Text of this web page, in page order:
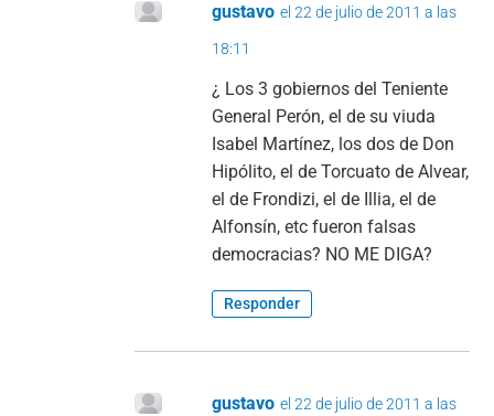
gustavo el 22 de julio de 2011 a las
18:11
¿ Los 3 gobiernos del Teniente
General Perón, el de su viuda
Isabel Martínez, los dos de Don
Hipólito, el de Torcuato de Alvear,
el de Frondizi, el de Illia, el de
Alfonsín, etc fueron falsas
democracias? NO ME DIGA?
Responder
gustavo el 22 de julio de 2011 a las